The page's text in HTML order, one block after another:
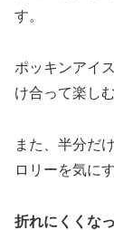
す。
ポッキンアイ
け合って楽し
また、半分だ
ロリーを気に
折れにくくな